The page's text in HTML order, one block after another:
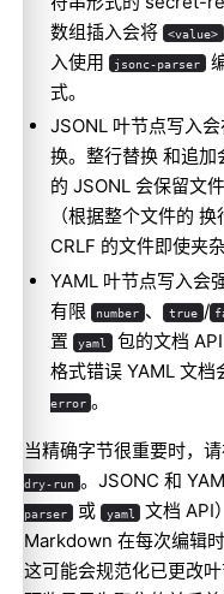
数组插入会将
<value>
入使用
jsonc-parser
式。
JSONL 叶节点写入
换。整行替换 和追加
的 JSONL 会保留文
（根据整个文件的
CRLF 的文件即使夹
YAML 叶节点写入会
有限
number 、 true /
置
yaml
包的文档
格式错误 YAML 文档
error 。
当精确字节很重要时，
dry-run 。JSONC 和
parser 或 yaml
文档 API
Markdown 在每次编辑
这可能会规范化已更改